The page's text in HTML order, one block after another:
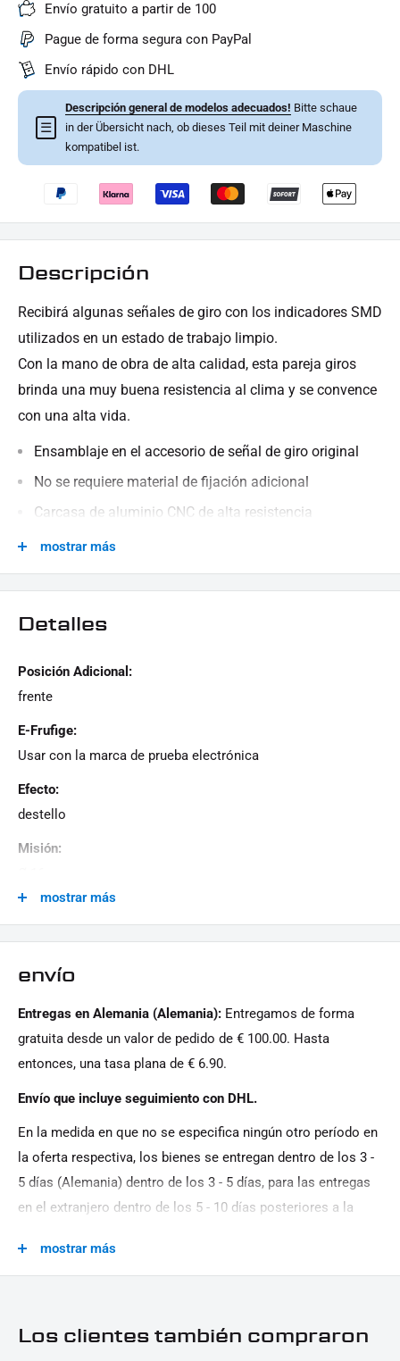
Envío gratuito a partir de 100
Pague de forma segura con PayPal
Envío rápido con DHL
☰
Descripción general de modelos adecuados! Bitte schaue
in der Übersicht nach, ob dieses Teil mit deiner Maschine
kompatibel ist.
Descripción
Recibirá algunas señales de giro con los indicadores SMD
utilizados en un estado de trabajo limpio.
Con la mano de obra de alta calidad, esta pareja giros
brinda una muy buena resistencia al clima y se convence
con una alta vida.
Ensamblaje en el accesorio de señal de giro original
No se requiere material de fijación adicional
Carcasa de aluminio CNC de alta resistencia
Longitud del cable aproximadamente 200 mm
Uso del indicador SMD con marca de prueba
ASIGNACIÓN DE CABLE:
Para garantizar la función correcta, recomendamos el
siguiente artículo:
12V | SP1
1x par de señales de giro con indicadores SMD
entrega.
mostrar más
Detalles
Posición Adicional:
frente
E-Frufige:
Usar con la marca de prueba electrónica
Efecto:
destello
Misión:
Generation:
tintado
12 V \/ 11 W
Menge:
Harley Davidson
mostrar más
envío
Entregas en Alemania (Alemania): Entregamos de forma
gratuita desde un valor de pedido de € 100.00. Hasta
entonces, una tasa plana de € 6.90.
Envío que incluye seguimiento con DHL.
En la medida en que no se especifica ningún otro período en
la oferta respectiva, los bienes se entregan dentro de los 3 -
5 días (Alemania) dentro de los 3 - 5 días, para las entregas
en el extranjero dentro de los 5 - 10 días posteriores a la
Usted que no hay entrega los domingos y días festivos.
mostrar más
Los clientes también compraron